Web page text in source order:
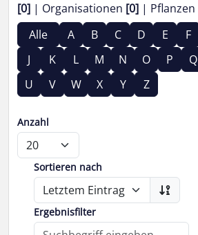
[0]
Organisationen [0] Pflanzen
Alle
A B C D E F
J
K L M N O P Q
U
V W X Y Z
Anzahl
Sortieren nach
Ergebnisfilter